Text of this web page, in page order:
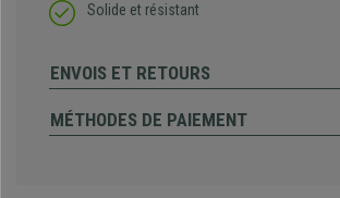
Solide et résistant
ENVOIS ET RETOURS
MÉTHODES DE PAIEMENT